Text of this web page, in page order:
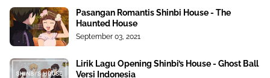
Pasangan Romantis Shinbi House - The
Haunted House
September 03, 2021
Lirik Lagu Opening Shinbi’s House - Ghost Ball
Versi Indonesia